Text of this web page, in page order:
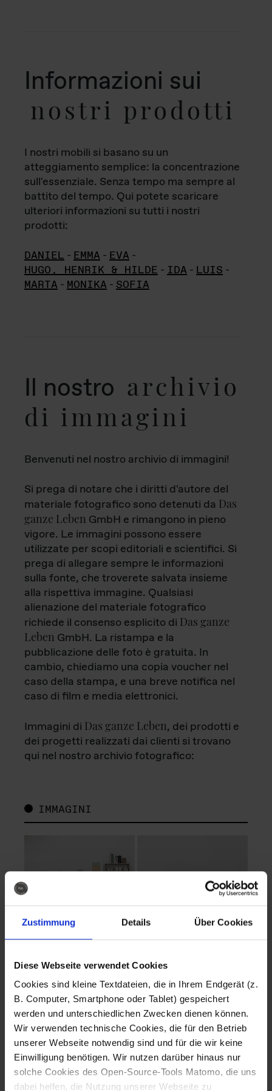
Zustimmung Details Über Cookies
Diese Webseite verwendet Cookies
Cookies sind kleine Textdateien, die in Ihrem Endgerät (z.
B. Computer, Smartphone oder Tablet) gespeichert
werden und unterschiedlichen Zwecken dienen können.
Wir verwenden technische Cookies, die für den Betrieb
unserer Webseite notwendig sind und für die wir keine
Einwilligung benötigen. Wir nutzen darüber hinaus nur
solche Cookies des Open-Source-Tools Matomo, die uns
dabei helfen, die Nutzung unserer Webseite zu
Informazioni sui
nostri prodotti
I nostri mobili si basano su un
atteggiamento semplice: la concentrazione
sull'essenziale. Senza tempo ma sempre al
battito del tempo. Qui potete scaricare
ulteriori informazioni su tutti i nostri
prodotti:
DANIEL - EMMA - EVA -
HUGO, HENRIK & HILDE - IDA - LUIS -
MARTA - MONIKA - SOFIA
Il nostro archivio
di immagini
Benvenuti nel nostro archivio di immagini!
Si prega di notare che i diritti d'autore del
materiale fotografico sono detenuti da Das
ganze Leben GmbH e rimangono in pieno
vigore. Le immagini possono essere
utilizzate per scopi editoriali e scientifici. Si
prega di allegare sempre le informazioni
sulla fonte, che troverete salvata insieme
alla rispettiva immagine. Qualsiasi
alienazione del materiale fotografico
richiede il consenso esplicito di Das ganze
Leben GmbH. La ristampa e la
pubblicazione delle foto è gratuita. In
cambio, chiediamo una copia voucher nel
caso della stampa, e una breve notifica nel
caso di film e media elettronici.
Immagini di Das ganze Leben, dei prodotti e
dei progetti realizzati dai clienti si trovano
qui nel nostro archivio fotografico:
IMMAGINI
Fotografo: Lorenz
Sternbach
Download
Fotografo: Lorenz
Sternbach
Download